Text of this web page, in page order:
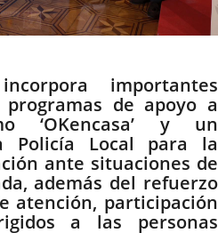
importantes
programas de apoyo a
‘OKencasa’ y un
Policía Local para la
ante situaciones de
además del refuerzo
atención, participación
a las personas